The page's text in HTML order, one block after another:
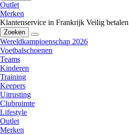
Outlet
Merken
Klantenservice in Frankrijk Veilig betalen
Zoeken
Wereldkampioenschap 2026
Voetbalschoenen
Teams
Kinderen
Training
Keepers
Uitrusting
Clubruimte
Lifestyle
Outlet
Merken